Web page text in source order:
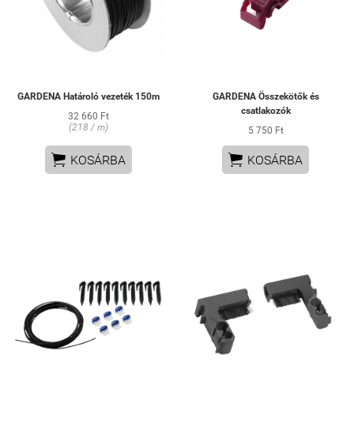
GARDENA Határoló vezeték 150m
32 660 Ft
(218 / m)
 KOSÁRBA
GARDENA Összekötők és
csatlakozók
5 750 Ft
 KOSÁRBA